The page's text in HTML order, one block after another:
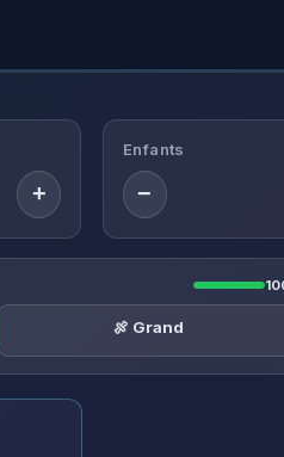
+
Enfants
−
🍖 Grand